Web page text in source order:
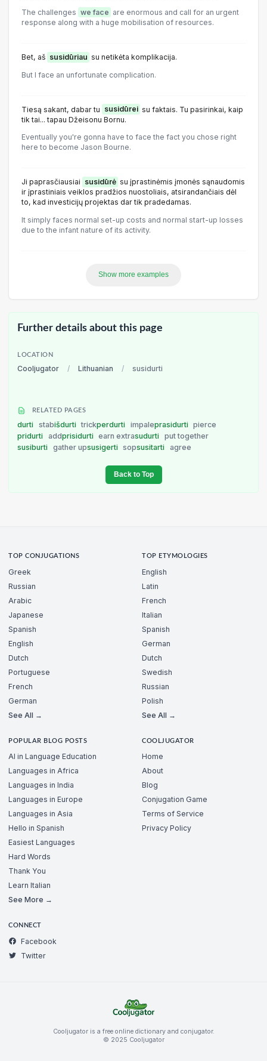
The challenges we face are enormous and call for an urgent
response along with a huge mobilisation of resources.
Bet, aš susidūriau su netikėta komplikacija.
But I face an unfortunate complication.
Tiesą sakant, dabar tu susidūrei su faktais. Tu pasirinkai, kaip
tik tai... tapau Džeisonu Bornu.
Eventually you're gonna have to face the fact you chose right
here to become Jason Bourne.
Ji paprasčiausiai susidūrė su įprastinėmis įmonės sąnaudomis
ir įprastiniais veiklos pradžios nuostoliais, atsirandančiais dėl
to, kad investicijų projektas dar tik pradedamas.
It simply faces normal set-up costs and normal start-up losses
due to the infant nature of its activity.
Show more examples
Further details about this page
LOCATION
Cooljugator / Lithuanian / susidurti
RELATED PAGES
durti stabišdurti trickperdurti impaleprasidurti
pierce
pridurti
addprisidurti earn extrasudurti
put together
susiburti
gather upsusigerti sopsusitarti agree
Back to Top
TOP CONJUGATIONS
Greek
Russian
Arabic
Japanese
Spanish
English
Dutch
Portuguese
French
German
See All →
TOP ETYMOLOGIES
English
Latin
French
Italian
Spanish
German
Dutch
Swedish
Russian
Polish
See All →
POPULAR BLOG POSTS
AI in Language Education
Languages in Africa
Languages in India
Languages in Europe
Languages in Asia
Hello in Spanish
Easiest Languages
Hard Words
Thank You
Learn Italian
See More →
COOLJUGATOR
Home
About
Blog
Conjugation Game
Terms of Service
Privacy Policy
CONNECT
Facebook
Twitter
Cooljugator is a free online dictionary and conjugator.
© 2025 Cooljugator